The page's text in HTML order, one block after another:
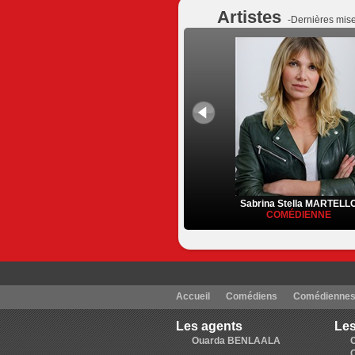
Artistes -Dernières
Sabrina Stella
COMÉDIENNE
Accueil Comédiens Comédiennes
Les agents
Ouarda BENLAALA